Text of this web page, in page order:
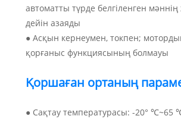
автоматты түрде белгіленген
дейін азаяды
● Асқын кернеумен, токпен;
қорғаныс функциясының болмауы
Қоршаған ортаның
● Сақтау температурасы: -20° ℃~65